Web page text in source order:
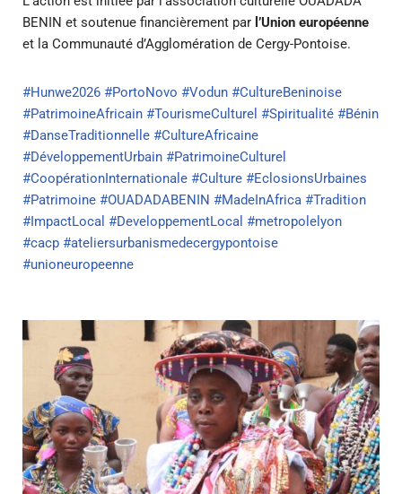
BENIN et soutenue financièrement par l’Union européenne
et la Communauté d’Agglomération de Cergy-Pontoise.
#Hunwe2026 #PortoNovo #Vodun #CultureBeninoise
#PatrimoineAfricain #TourismeCulturel #Spiritualité #Bénin
#DanseTraditionnelle #CultureAfricaine
#DéveloppementUrbain #PatrimoineCulturel
#CoopérationInternationale #Culture #EclosionsUrbaines
#Patrimoine #OUADADABENIN #MadeInAfrica #Tradition
#ImpactLocal #DeveloppementLocal #metropolelyon
#cacp #ateliersurbanismedecergypontoise
#unioneuropeenne